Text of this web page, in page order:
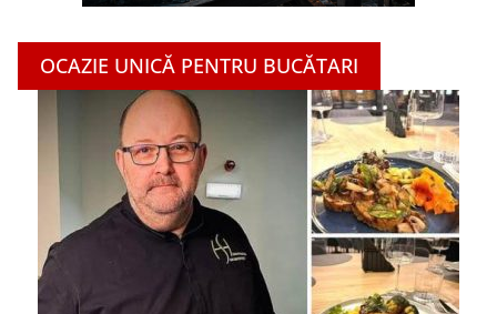
OCAZIE UNICĂ PENTRU BUCĂTARI